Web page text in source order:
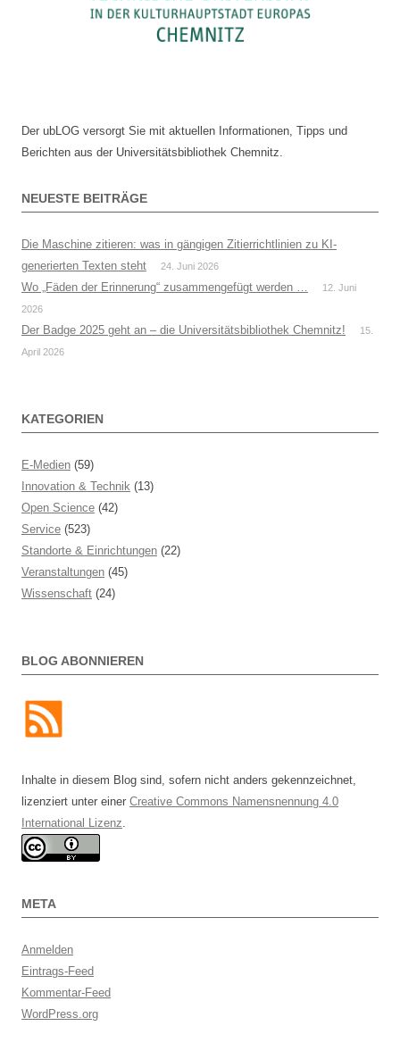
Der ubLOG versorgt Sie mit aktuellen Informationen, Tipps und
Berichten aus der Universitätsbibliothek Chemnitz.
NEUESTE BEITRÄGE
Die Maschine zitieren: was in gängigen Zitierrichtlinien zu KI-
generierten Texten steht
24. Juni 2026
Wo „Fäden der Erinnerung“ zusammengefügt werden …
12. Juni
2026
Der Badge 2025 geht an – die Universitätsbibliothek Chemnitz!
15.
April 2026
KATEGORIEN
E-Medien (59)
Innovation & Technik (13)
Open Science (42)
Service (523)
Standorte & Einrichtungen (22)
Veranstaltungen (45)
Wissenschaft (24)
BLOG ABONNIEREN
Inhalte in diesem Blog sind, sofern nicht anders gekennzeichnet,
lizenziert unter einer Creative Commons Namensnennung 4.0
International Lizenz
META
Anmelden
Eintrags-Feed
Kommentar-Feed
WordPress.org